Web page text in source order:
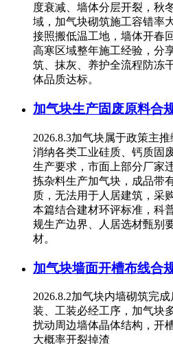
度衰减、墙体分层开裂，秋
域，加气块砌筑施工容错率
接照搬低温工地，墙体开春
高寒区域整年施工经验，分
筑、抹灰、养护全流程防冻
体品质达标。
加气块生产固废原料合
2026.8.3加气块属于政策主
消纳各类工业硅质、钙质固
生产要求，市面上部分厂家
拣杂料生产加气块，成品带
质，无法用于人居建筑，采
本篇结合建材环评标准，科
规生产边界、人居选材甄别
材。
加气块墙面开槽布线合
2026.8.2加气块内墙砌筑完
装、工装必经工序，加气块
扰动周边墙体晶体结构，开
大概率开裂掉渣